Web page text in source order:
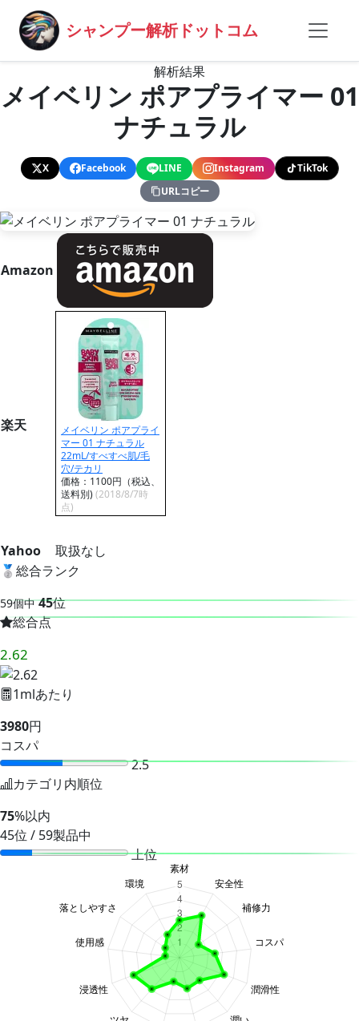
シャンプー解析ドットコム
解析結果
メイベリン ポアプライマー 01
ナチュラル
X Facebook LINE Instagram
TikTok
URLコピー
Amazon
楽天
メイベリン ポアプライ
マー 01 ナチュラル
22mL/すべすべ肌/毛
穴/テカリ
価格：1100円（税込、
送料別) (2018/8/7時
点)
Yahoo
取扱なし
🥈 総合ランク
59個中 45位
総合点
2.62
1mlあたり
3980円
コスパ
2.5
カテゴリ内順位
75%以内
45位 / 59製品中
上位